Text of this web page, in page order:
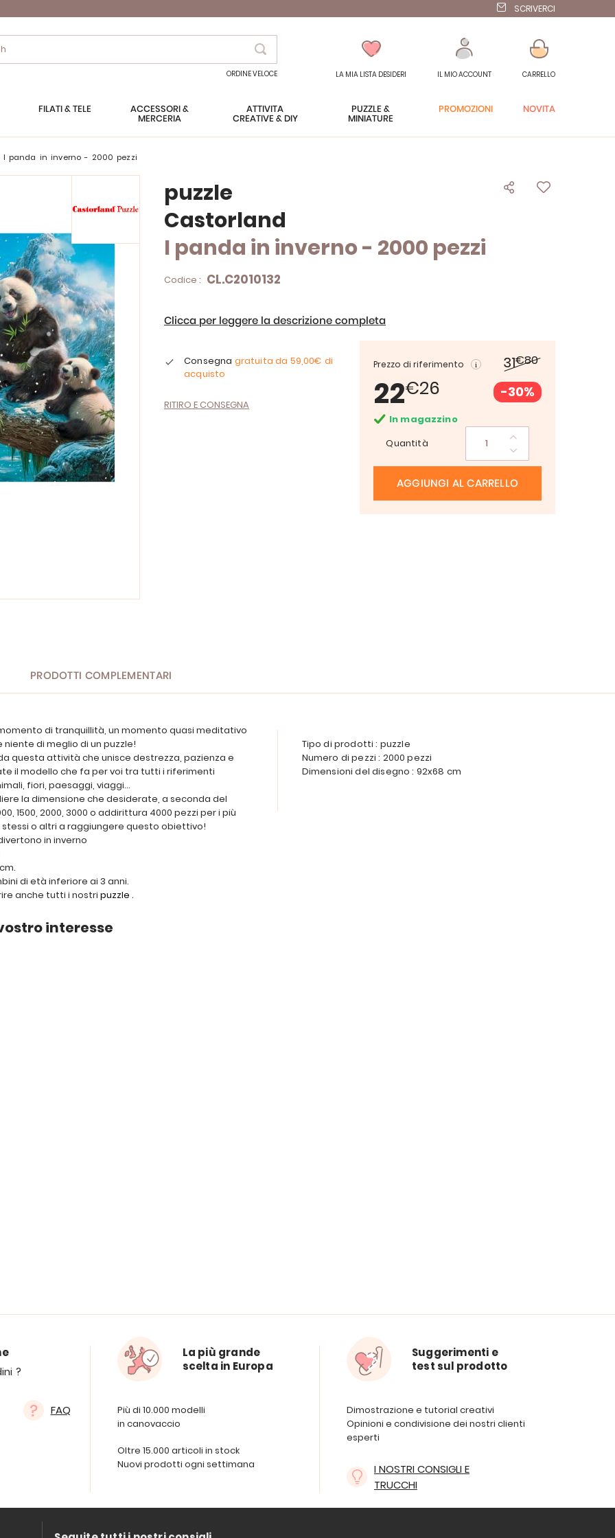
SCRIVERCI
Search
ORDINE VELOCE LA MIA LISTA DESIDERI IL MIO ACCOUNT CARRELLO
FILATI & TELE
ACCESSORI &
MERCERIA
ATTIVITÀ
CREATIVE & DIY
PUZZLE &
MINIATURE
PROMOZIONI NOVITÀ
I panda in inverno - 2000 pezzi
puzzle
Castorland
I panda in inverno - 2000 pezzi
Codice : CL.C2010132
Clicca per leggere la descrizione completa
Prezzo di riferimento 31€80
22€26 -30%
In magazzino
Quantità
AGGIUNGI AL CARRELLO
Consegna gratuita da 59,00€ di
acquisto
RITIRO E CONSEGNA
PRODOTTI COMPLEMENTARI
di tranquillità, un momento quasi meditativo
niente di meglio di un puzzle!
questa attività che unisce destrezza, pazienza e
il modello che fa per voi tra tutti i riferimenti
fiori, paesaggi, viaggi...
la dimensione che desiderate, a seconda del
1500, 2000, 3000 o addirittura 4000 pezzi per i più
o altri a raggiungere questo obiettivo!
in inverno
di età inferiore ai 3 anni.
anche tutti i nostri puzzle .
Tipo di prodotti : puzzle
Numero di pezzi : 2000 pezzi
Dimensioni del disegno : 92x68 cm
interesse
?
FAQ
La più grande
scelta in Europa
Più di 10.000 modelli
in canovaccio
Oltre 15.000 articoli in stock
Nuovi prodotti ogni settimana
Suggerimenti e
test sul prodotto
Dimostrazione e tutorial creativi
Opinioni e condivisione dei nostri clienti
esperti
I NOSTRI CONSIGLI E
TRUCCHI